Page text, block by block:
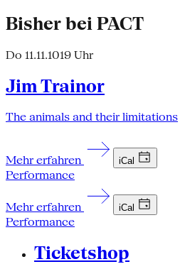
Bisher bei PACT
Do 11.11.1019 Uhr
Jim Trainor
The animals and their limitations
Mehr erfahren iCal
Performance
Mehr erfahren iCal
Performance
Ticketshop